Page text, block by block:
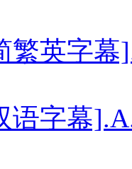
英字幕
字幕